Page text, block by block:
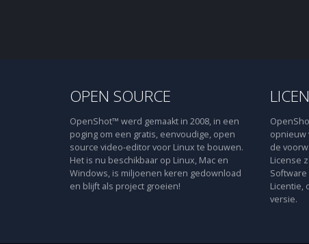
OPEN SOURCE
OpenShot™ werd gemaakt in 2008, in een
poging om een gratis, eenvoudige, open
source video-editor voor Linux te bouwen.
Het is nu beschikbaar op Linux, Mac en
Windows, is miljoenen keren gedownload
en blijft als project groeien!
opnieuw
de
License
Licentie,
versie.